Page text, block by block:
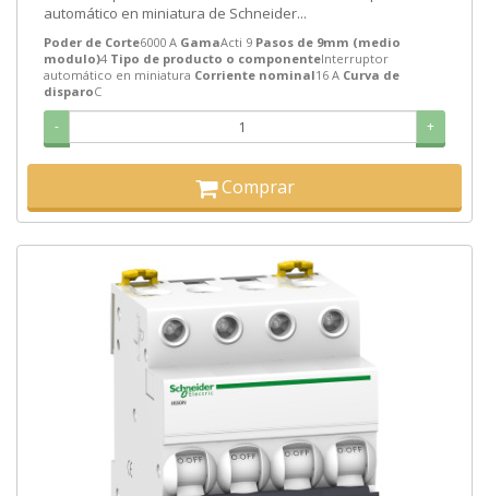
automático en miniatura de Schneider...
Poder de Corte6000 A GamaActi 9 Pasos de 9mm (medio
modulo)4 Tipo de producto o componenteInterruptor
automático en miniatura Corriente nominal16 A Curva de
disparoC
- +
Comprar